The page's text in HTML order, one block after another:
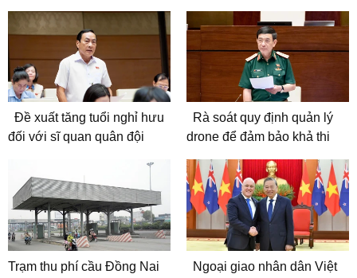
Đề xuất tăng tuổi nghỉ hưu
đối với sĩ quan quân đội
Rà soát quy định quản lý
drone để đảm bảo khả thi
Trạm thu phí cầu Đồng Nai
Ngoại giao nhân dân Việt